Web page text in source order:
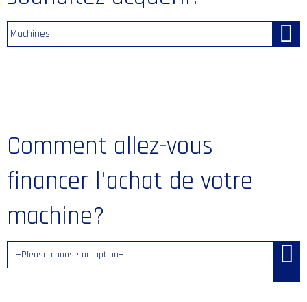
Machines
Comment allez-vous
financer l'achat de votre
machine?